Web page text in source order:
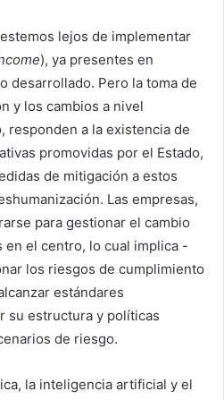
lejos de implementar
), ya presentes en
desarrollado. Pero la toma de
y los cambios a nivel
responden a la existencia de
promovidas por el Estado,
de mitigación a estos
Las empresas,
para gestionar el cambio
en el centro, lo cual implica -
los riesgos de cumplimiento
estándares
su estructura y políticas
de riesgo.
la inteligencia artificial y el